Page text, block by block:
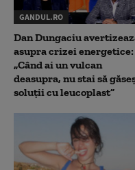
GANDUL.RO
Dan Dungaciu
asupra crizei energetice:
„Când ai un vulcan
deasupra, nu stai să
soluții cu leucoplast”